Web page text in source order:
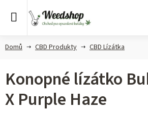
Domů CBD Produkty CBD Lízátka
Konopné lízátko
X Purple Haze